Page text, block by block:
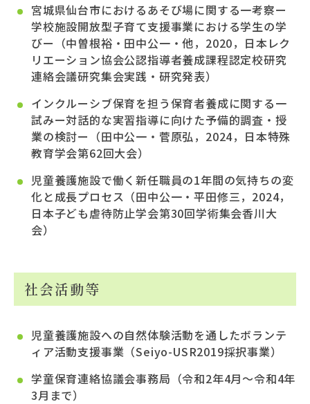
宮城県仙台市におけるあそび場に関する一考察ー
学校施設開放型子育て支援事業における学生の学
びー（中曽根裕・田中公一・他，2020，日本レク
リエーション協会公認指導者養成課程認定校研究
連絡会議研究集会実践・研究発表）
インクルーシブ保育を担う保育者養成に関する一
試みー対話的な実習指導に向けた予備的調査・授
業の検討ー（田中公一・菅原弘，2024，日本特殊
教育学会第62回大会）
児童養護施設で働く新任職員の1年間の気持ちの変
化と成長プロセス（田中公一・平田修三，2024，
日本子ども虐待防止学会第30回学術集会香川大
会）
社会活動等
児童養護施設への自然体験活動を通したボランテ
ィア活動支援事業（Seiyo-USR2019採択事業）
学童保育連絡協議会事務局（令和2年4月～令和4年
3月まで）